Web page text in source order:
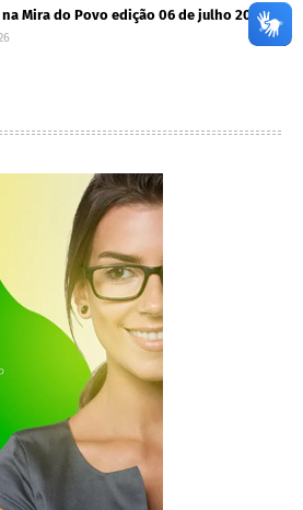
Mira do Povo edição 06 de julho 2026